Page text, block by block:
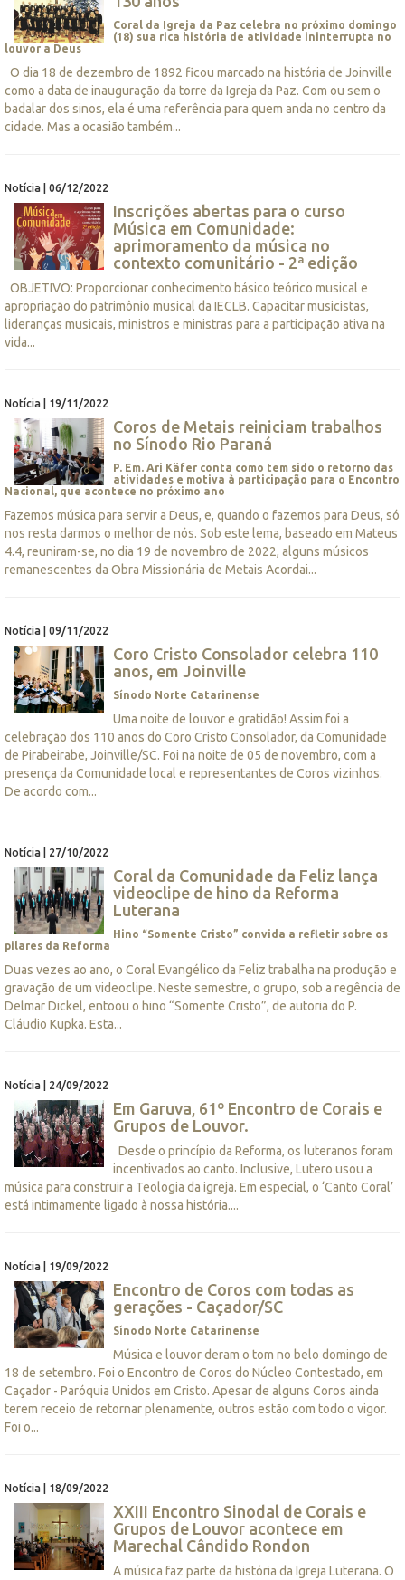
Coral da Igreja da Paz celebra no próximo domingo
(18) sua rica história de atividade ininterrupta no
louvor a Deus
O dia 18 de dezembro de 1892 ficou marcado na história de Joinville
como a data de inauguração da torre da Igreja da Paz. Com ou sem o
badalar dos sinos, ela é uma referência para quem anda no centro da
cidade. Mas a ocasião também...
Notícia | 06/12/2022
Inscrições abertas para o curso
Música em Comunidade:
aprimoramento da música no
contexto comunitário - 2ª edição
OBJETIVO: Proporcionar conhecimento básico teórico musical e
apropriação do patrimônio musical da IECLB. Capacitar musicistas,
lideranças musicais, ministros e ministras para a participação ativa na
vida...
Notícia | 19/11/2022
Coros de Metais reiniciam trabalhos
no Sínodo Rio Paraná
P. Em. Ari Käfer conta como tem sido o retorno das
atividades e motiva à participação para o Encontro
Nacional, que acontece no próximo ano
Fazemos música para servir a Deus, e, quando o fazemos para Deus, só
nos resta darmos o melhor de nós. Sob este lema, baseado em Mateus
4.4, reuniram-se, no dia 19 de novembro de 2022, alguns músicos
remanescentes da Obra Missionária de Metais Acordai...
Notícia | 09/11/2022
Coro Cristo Consolador celebra 110
anos, em Joinville
Sínodo Norte Catarinense
Uma noite de louvor e gratidão! Assim foi a
celebração dos 110 anos do Coro Cristo Consolador, da Comunidade
de Pirabeirabe, Joinville/SC. Foi na noite de 05 de novembro, com a
presença da Comunidade local e representantes de Coros vizinhos.
De acordo com...
Notícia | 27/10/2022
Coral da Comunidade da Feliz lança
videoclipe de hino da Reforma
Luterana
Hino “Somente Cristo” convida a refletir sobre os
pilares da Reforma
Duas vezes ao ano, o Coral Evangélico da Feliz trabalha na produção e
gravação de um videoclipe. Neste semestre, o grupo, sob a regência de
Delmar Dickel, entoou o hino “Somente Cristo”, de autoria do P.
Cláudio Kupka. Esta...
Notícia | 24/09/2022
Em Garuva, 61º Encontro de Corais e
Grupos de Louvor.
Desde o princípio da Reforma, os luteranos foram
incentivados ao canto. Inclusive, Lutero usou a
música para construir a Teologia da igreja. Em especial, o ‘Canto Coral’
está intimamente ligado à nossa história....
Notícia | 19/09/2022
Encontro de Coros com todas as
gerações - Caçador/SC
Sínodo Norte Catarinense
Música e louvor deram o tom no belo domingo de
18 de setembro. Foi o Encontro de Coros do Núcleo Contestado, em
Caçador - Paróquia Unidos em Cristo. Apesar de alguns Coros ainda
terem receio de retornar plenamente, outros estão com todo o vigor.
Foi o...
Notícia | 18/09/2022
XXIII Encontro Sinodal de Corais e
Grupos de Louvor acontece em
Marechal Cândido Rondon
A música faz parte da história da Igreja Luterana. O